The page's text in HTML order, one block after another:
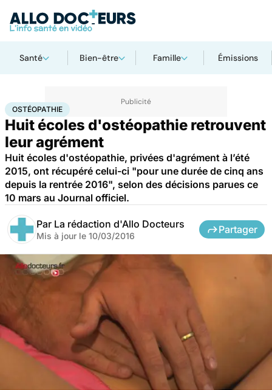
Santé Bien-être Famille Émissions
AccueilSantéOstéopathie
OSTÉOPATHIE
Huit écoles d'ostéopathie retrouvent
leur agrément
Huit écoles d'ostéopathie, privées d'agrément à l’été
2015, ont récupéré celui-ci "pour une durée de cinq ans
depuis la rentrée 2016", selon des décisions parues ce
10 mars au Journal officiel.
Par La rédaction d'Allo Docteurs
Mis à jour le 10/03/2016
Partager